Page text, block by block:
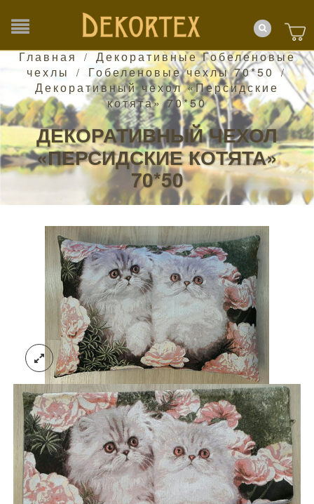
Главная /
Декоративные Гобеленовые
чехлы
/ Гобеленовые чехлы 70*50 /
Декоративный чехол «Персидские
котята» 70*50
ДЕКОРАТИВНЫЙ ЧЕХОЛ
«ПЕРСИДСКИЕ КОТЯТА»
70*50